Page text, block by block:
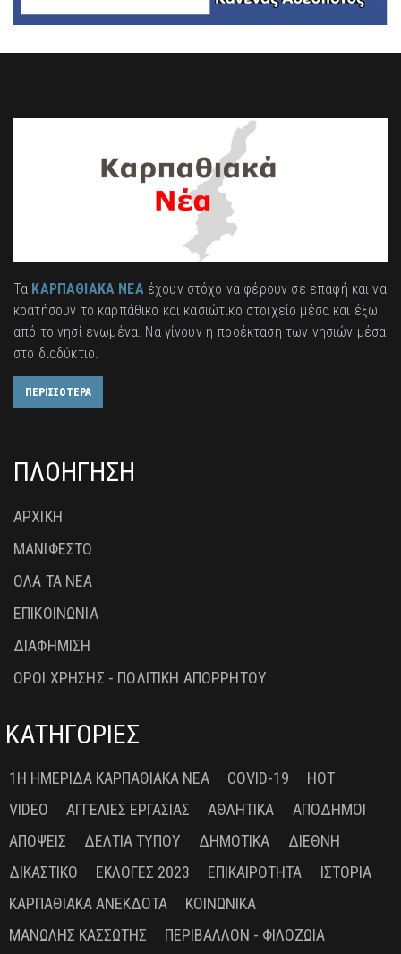
Τα ΚΑΡΠΑΘΙΑΚΑ ΝΕΑέχουν στόχο να φέρουν σε επαφή και να
κρατήσουν το καρπάθικο και κασιώτικο στοιχείο μέσα και έξω
από το νησί ενωμένα. Να γίνουν η προέκταση των νησιών μέσα
στο διαδύκτιο.
ΠΕΡΙΣΣΟΤΕΡΑ
ΠΛΟΗΓΗΣΗ
ΑΡΧΙΚΗ
ΜΑΝΙΦΕΣΤΟ
ΟΛΑ ΤΑ ΝΕΑ
ΕΠΙΚΟΙΝΩΝΙΑ
ΔΙΑΦΗΜΙΣΗ
ΟΡΟΙ ΧΡΗΣΗΣ - ΠΟΛΙΤΙΚΗ ΑΠΟΡΡΗΤΟΥ
ΚΑΤΗΓΟΡΙΕΣ
1Η ΗΜΕΡΊΔΑ ΚΑΡΠΑΘΙΑΚΆ ΝΈΑ COVID-19
HOT
VIDEO
ΑΓΓΕΛΊΕΣ ΕΡΓΑΣΊΑΣ ΑΘΛΗΤΙΚΆ
ΑΠΌΔΗΜΟΙ
ΑΠΌΨΕΙΣ
ΔΕΛΤΊΑ ΤΎΠΟΥ ΔΗΜΟΤΙΚΆ
ΔΙΕΘΝΉ
ΔΙΚΑΣΤΙΚΌ
ΕΚΛΟΓΈΣ 2023 ΕΠΙΚΑΙΡΌΤΗΤΑ
ΙΣΤΟΡΊΑ
ΚΑΡΠΑΘΙΑΚΆ ΑΝΈΚΔΟΤΑ
ΚΟΙΝΩΝΙΚΆ
ΜΑΝΏΛΗΣ ΚΑΣΣΏΤΗΣ
ΠΕΡΙΒΆΛΛΟΝ - ΦΙΛΟΖΩΊΑ